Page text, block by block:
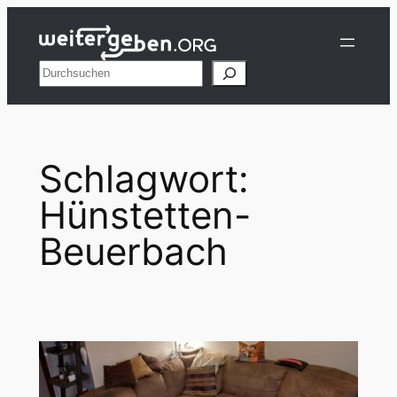
Inhalt
springenSuchen
Schlagwort:
Hünstetten-
Beuerbach